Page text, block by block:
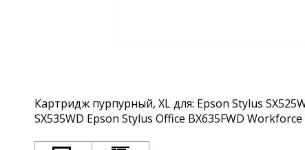
Картридж пурпурный, XL для: Epson Stylus
SX535WD Epson Stylus Office BX635FWD